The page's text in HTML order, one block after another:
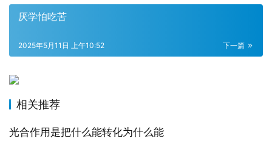
厌学怕吃苦
下一篇
2025年5月11日 上午10:52
相关推荐
光合作用是把什么能转化为什么能